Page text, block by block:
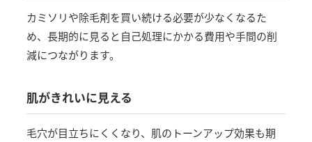
カミソリや除毛剤を買い続ける必要が少なくなるた
め、長期的に見ると自己処理にかかる費用や手間の削
減につながります。
肌がきれいに見える
毛穴が目立ちにくくなり、肌のトーンアップ効果も期